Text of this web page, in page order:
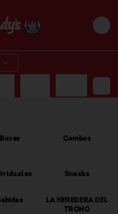
Login
Boxes Combos
Snacks
LA HEREDERA DEL
TRONO